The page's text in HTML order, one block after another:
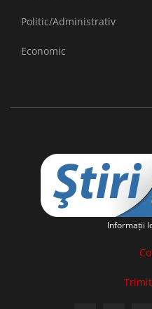
Politic/Administrativ
Economic
Informaţii